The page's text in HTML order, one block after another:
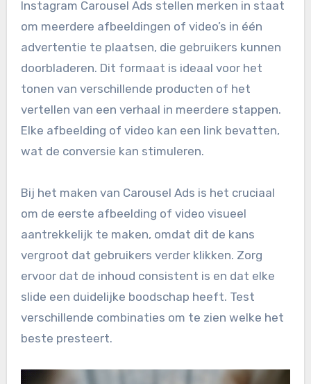
Instagram Carousel Ads stellen merken in staat
om meerdere afbeeldingen of video’s in één
advertentie te plaatsen, die gebruikers kunnen
doorbladeren. Dit formaat is ideaal voor het
tonen van verschillende producten of het
vertellen van een verhaal in meerdere stappen.
Elke afbeelding of video kan een link bevatten,
wat de conversie kan stimuleren.
Bij het maken van Carousel Ads is het cruciaal
om de eerste afbeelding of video visueel
aantrekkelijk te maken, omdat dit de kans
vergroot dat gebruikers verder klikken. Zorg
ervoor dat de inhoud consistent is en dat elke
slide een duidelijke boodschap heeft. Test
verschillende combinaties om te zien welke het
beste presteert.